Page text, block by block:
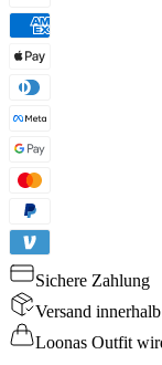
Sichere Zahlung
Versand
Loonas Outfit